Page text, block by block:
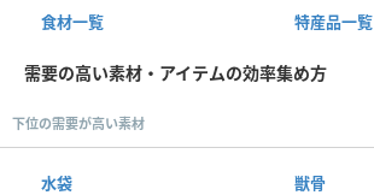
食材一覧 特産品一覧
需要の高い素材・アイテムの効率集め方
下位の需要が高い素材
水袋 獣骨